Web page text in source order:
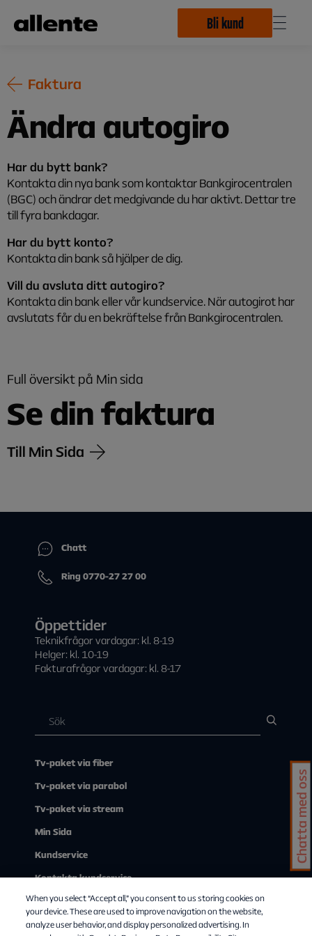
Bli kund
Faktura
Ändra autogiro
Har du bytt bank?
Kontakta din nya bank som kontaktar Bankgirocentralen
(BGC) och ändrar det medgivande du har aktivt. Dettar tre
till fyra bankdagar.
Har du bytt konto?
Kontakta din bank så hjälper de dig.
Vill du avsluta ditt autogiro?
Kontakta din bank eller vår kundservice. När autogirot har
avslutats får du en bekräftelse från Bankgirocentralen.
Full översikt på Min sida
Se din faktura
Till Min Sida
Chatt
Ring 0770-27 27 00
Öppettider
Teknikfrågor vardagar: kl. 8-19
Helger: kl. 10-19
Fakturafrågor vardagar: kl. 8-17
Tv-paket via fiber
Tv-paket via parabol
Tv-paket via stream
Min Sida
Kundservice
Kontakta kundservice
Om Allente
Chatta med oss
When you select “Accept all,” you consent to us storing cookies on
your device. These are used to improve navigation on the website,
analyze user behavior, and display personalized advertising. In